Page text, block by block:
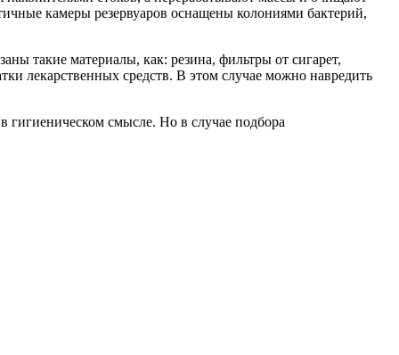
камеры резервуаров оснащены колониями бактерий,
такие материалы, как: резина, фильтры от сигарет,
лекарственных средств. В этом случае можно навредить
гигиеническом смысле. Но в случае подбора